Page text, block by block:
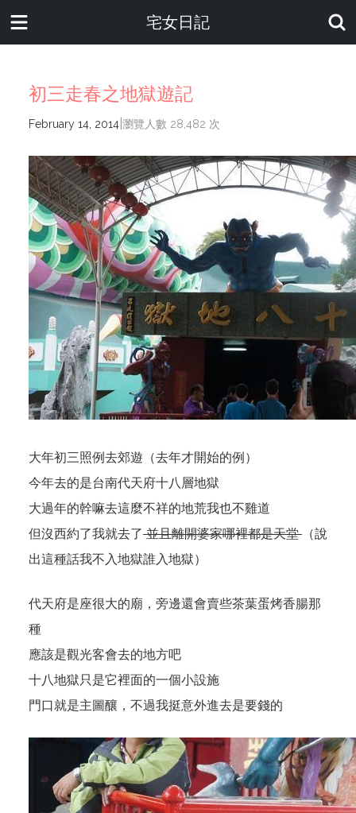
宅女日記
初三走春之地獄遊記
February 14, 2014 瀏覽人數 28,482 次
大年初三照例去郊遊（去年才開始的例）
今年去的是台南代天府十八層地獄
大過年的幹嘛去這麼不祥的地荒我也不雞道
但沒西約了我就去了並且離開婆家哪裡都是天堂 （說
出這種話我不入地獄誰入地獄）
代天府是座很大的廟，旁邊還會賣些茶葉蛋烤香腸那
種
應該是觀光客會去的地方吧
十八地獄只是它裡面的一個小設施
門口就是主圖釀，不過我挺意外進去是要錢的